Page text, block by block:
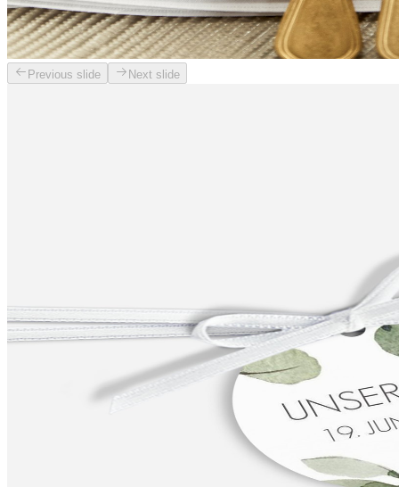
Previous slide Next slide